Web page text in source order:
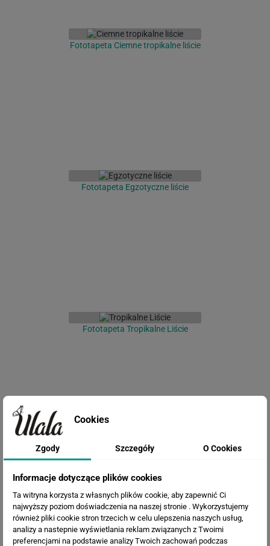
Fototapeta Ciemne tropikalne liście
Fototapeta Egzotyczne liście
Fototapeta Tropikalne Liście
Cookies
Zgody Szczegóły O Cookies
Informacje dotyczące plików cookies
Ta witryna korzysta z własnych plików cookie, aby zapewnić Ci
najwyższy poziom doświadczenia na naszej stronie . Wykorzystujemy
również pliki cookie stron trzecich w celu ulepszenia naszych usług,
analizy a nastepnie wyświetlania reklam związanych z Twoimi
preferencjami na podstawie analizy Twoich zachowań podczas